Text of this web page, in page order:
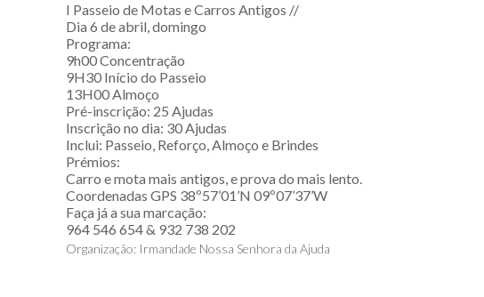
I Passeio de Motas e Carros Antigos //
Dia 6 de abril, domingo
Programa:
9h00 Concentração
9H30 Início do Passeio
13H00 Almoço
Pré-inscrição: 25 Ajudas
Inscrição no dia: 30 Ajudas
Inclui: Passeio, Reforço, Almoço e Brindes
Prémios:
Carro e mota mais antigos, e prova do mais lento.
Coordenadas GPS 38º57’01’N 09º07’37’W
Faça já a sua marcação:
964 546 654 & 932 738 202
Organização: Irmandade Nossa Senhora da Ajuda